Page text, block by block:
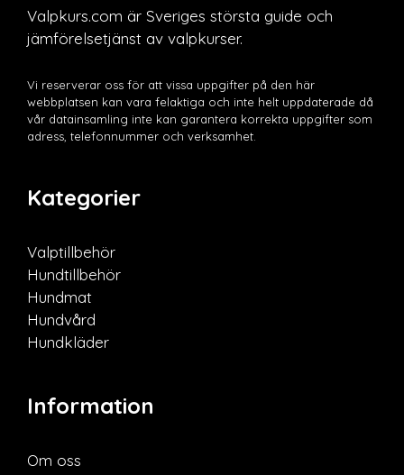
Valpkurs.com är Sveriges största guide och
jämförelsetjänst av valpkurser.
Vi reserverar oss för att vissa uppgifter på den här
webbplatsen kan vara felaktiga och inte helt uppdaterade då
vår datainsamling inte kan garantera korrekta uppgifter som
adress, telefonnummer och verksamhet.
Kategorier
Valptillbehör
Hundtillbehör
Hundmat
Hundvård
Hundkläder
Information
Om oss